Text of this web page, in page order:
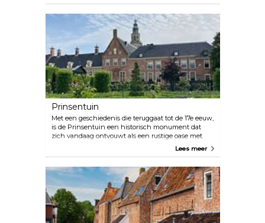
tot buitentochten, het is helemaal aan jouw
definitie van plezier. Voor de essentiële hapjes en
drankjes biedt het historische restaurant De
Postwagen een verscheidenheid aan opties,
waaronder high tea, buffetten en barbecue. Het is
raadzaam om vooraf te informeren naar de
openingstijden en beschikbaarheid, inclusief die
van het restaurant, aangezien deze onderhevig
kunnen zijn aan grote groepsreserveringen.
Prinsentuin
Met een geschiedenis die teruggaat tot de 17e eeuw,
is de Prinsentuin een historisch monument dat
zich vandaag ontvouwt als een rustige oase met
een verzorgde tuin en uitnodigende loofgangen.
ontspannen wandelingen en loungen in de
theesalon van de tuin. Elke zomer komen hier
dichters bijeen om hun werk te presenteren op het
speciale festival, dat een passende aanvulling vormt
op de pracht van de plek.
Lees meer